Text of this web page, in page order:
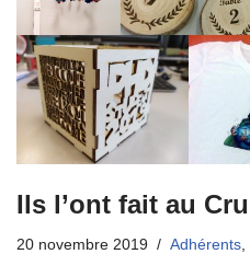
Ils l’ont fait au
20 novembre 2019 Adhérents